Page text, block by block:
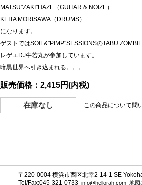
MATSU"ZAKI"HAZE（GUITAR & NOIZE）
KEITA MORISAWA（DRUMS）
になります。
ゲストではSOIL&"PIMP"SESSIONSのTABU ZOMBIE
レゲエDJ牛若丸が参加しています。
暗黒世界へ引き込まれる。。。
販売価格：2,415円(内税)
在庫なし この商品について問
〒220-0004 横浜市西区北幸2-14-1 SE
Tel/Fax:045-321-0733 info@hellorah.com 地図